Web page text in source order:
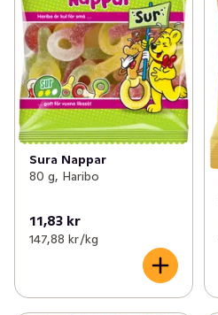
Sura Nappar
80 g, Haribo
11,83 kr
147,88 kr /kg